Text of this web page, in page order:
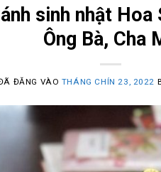
sinh nhật
Ông Bà, Cha
ĐĂNG VÀO THÁNG CHÍN 23, 2022